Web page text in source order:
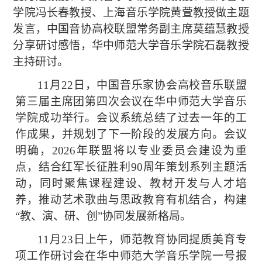
学院冯长春教授、上海音乐学院黄萱教授做主题
发言，中国音协高校联盟常务副主席莫蕴慧教授
分享研讨感悟，华中师范大学音乐学院石磊教授
主持研讨。
11月22日，中国音乐家协会高校音乐联盟
第三届主席团第四次会议在华中师范大学音乐
学院成功举行。会议系统总结了过去一年的工
作成果，并规划了下一阶段的发展方向。会议
明确，2026年联盟将以专业委员会建设为重
点，结合红军长征胜利90周年策划系列主题活
动，同时聚焦课程建设、教材开发与人才培
养，推动艺术歌曲与思政教育有机结合，构建
“教、演、研、创”协同发展新格局。
11月23日上午，师范教育协同提质美育专
项工作研讨会在华中师范大学音乐学院一号报